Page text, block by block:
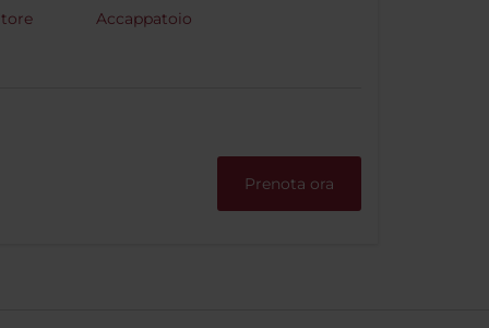
Accappatoio
Prenota ora